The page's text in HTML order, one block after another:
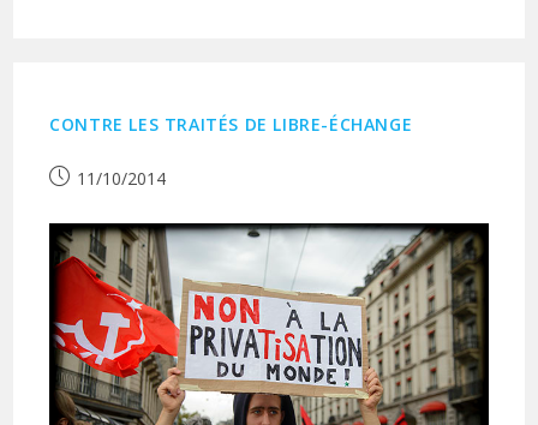
CONTRE LES TRAITÉS DE LIBRE-ÉCHANGE
Publication
11/10/2014